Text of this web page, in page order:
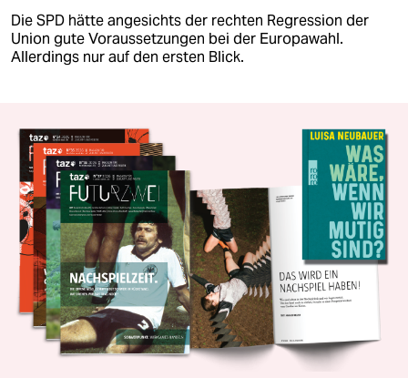
Die SPD hätte angesichts der rechten Regression der
Union gute Voraussetzungen bei der Europawahl.
Allerdings nur auf den ersten Blick.